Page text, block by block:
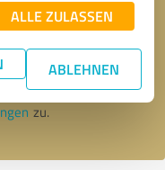
ALLE ZULASSEN
ABLEHNEN
* Erforderliche Angaben
zu.